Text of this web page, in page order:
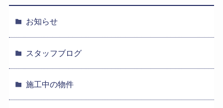
お知らせ
スタッフブログ
施工中の物件